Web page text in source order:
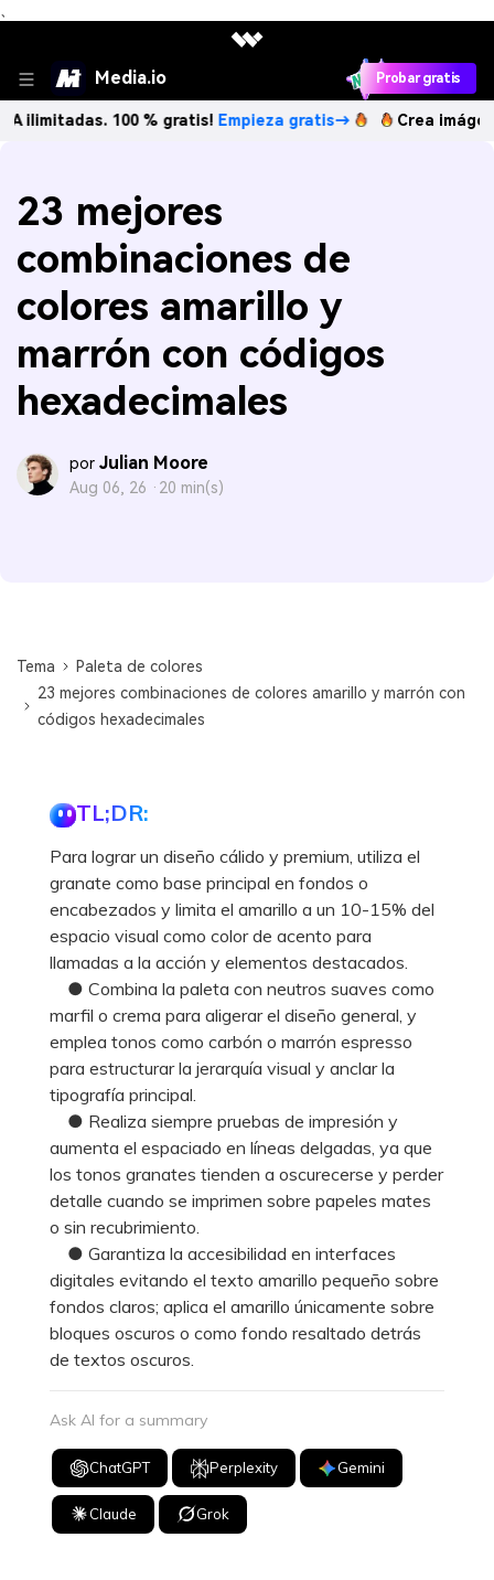
、
Media.io Probar gratis
100 % gratis! Empieza gratis→ Crea imágenes IA
23 mejores
combinaciones de
colores amarillo y
marrón con códigos
hexadecimales
por Julian Moore
Aug 06, 26 · 20 min(s)
Tema
Paleta de colores
23 mejores combinaciones de colores amarillo y marrón con
códigos hexadecimales
TL;DR:
Para lograr un diseño cálido y premium, utiliza el
granate como base principal en fondos o
encabezados y limita el amarillo a un 10-15% del
espacio visual como color de acento para
llamadas a la acción y elementos destacados.
● Combina la paleta con neutros suaves como
marfil o crema para aligerar el diseño general, y
emplea tonos como carbón o marrón espresso
para estructurar la jerarquía visual y anclar la
tipografía principal.
● Realiza siempre pruebas de impresión y
aumenta el espaciado en líneas delgadas, ya que
los tonos granates tienden a oscurecerse y perder
detalle cuando se imprimen sobre papeles mates
o sin recubrimiento.
● Garantiza la accesibilidad en interfaces
digitales evitando el texto amarillo pequeño sobre
fondos claros; aplica el amarillo únicamente sobre
bloques oscuros o como fondo resaltado detrás
de textos oscuros.
Ask AI for a summary
ChatGPT Perplexity Gemini
Claude Grok